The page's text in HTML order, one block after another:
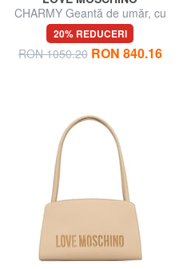
CHARMY Geantă de umăr, cu
curea de umăr
20% REDUCERI
RON 1050.20 RON 840.16